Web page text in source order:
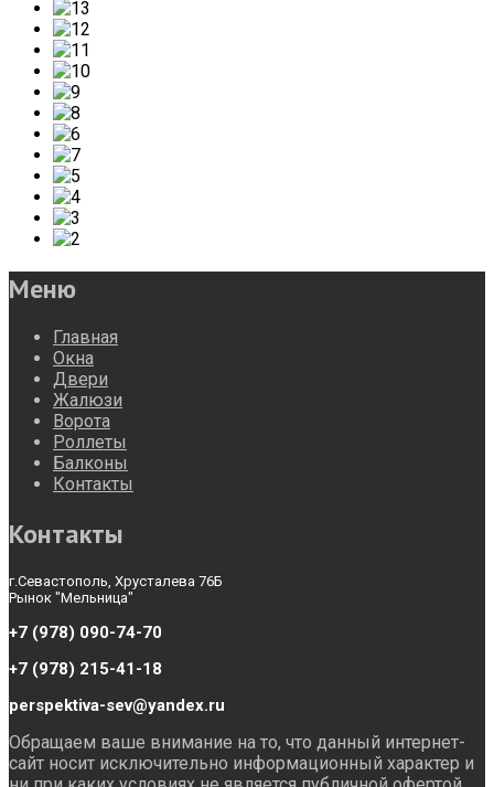
Меню
Главная
Окна
Двери
Жалюзи
Ворота
Роллеты
Балконы
Контакты
Контакты
г.Севастополь, Хрусталева 76Б
Рынок "Мельница"
+7 (978) 090-74-70
+7 (978) 215-41-18
perspektiva-sev@yandex.ru
Обращаем ваше внимание на то, что данный интернет-
сайт носит исключительно информационный характер и